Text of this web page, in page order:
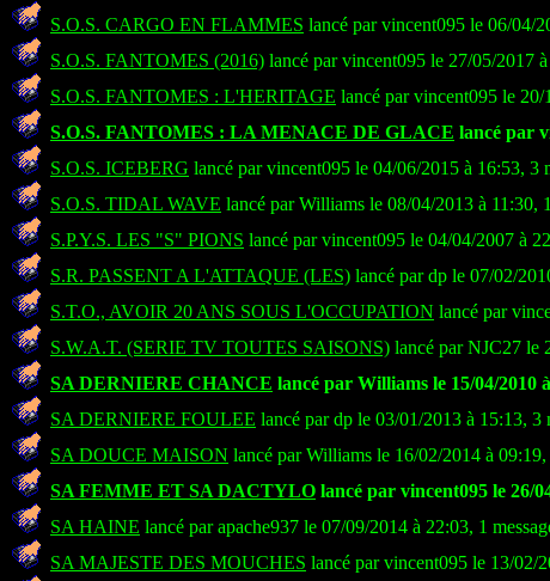
S.O.S. CARGO EN FLAMMES lancé par vincent095 le 06/04/
S.O.S. FANTOMES (2016) lancé par vincent095 le 27/05/2017
S.O.S. FANTOMES : L'HERITAGE lancé par vincent095 le 20/
S.O.S. FANTOMES : LA MENACE DE GLACE lancé par
S.O.S. ICEBERG lancé par vincent095 le 04/06/2015 à 16:53, 3
S.O.S. TIDAL WAVE lancé par Williams le 08/04/2013 à 11:30,
S.P.Y.S. LES "S" PIONS lancé par vincent095 le 04/04/2007 à
S.R. PASSENT A L'ATTAQUE (LES) lancé par dp le 07/02/
S.T.O., AVOIR 20 ANS SOUS L'OCCUPATION lancé par
S.W.A.T. (SERIE TV TOUTES SAISONS) lancé par NJC27 le
SA DERNIERE CHANCE lancé par Williams le 15/04/2010
SA DERNIERE FOULEE lancé par dp le 03/01/2013 à 15:13, 3
SA DOUCE MAISON lancé par Williams le 16/02/2014 à 09:19,
SA FEMME ET SA DACTYLO lancé par vincent095 le 26/
SA HAINE lancé par apache937 le 07/09/2014 à 22:03, 1
SA MAJESTE DES MOUCHES lancé par vincent095 le 13/02/